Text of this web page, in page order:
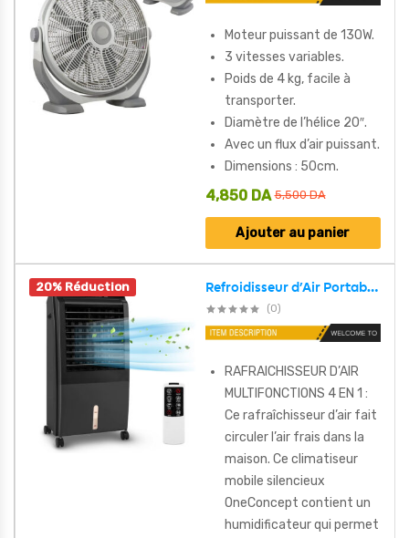
Moteur puissant de 130W.
3 vitesses variables.
Poids de 4 kg, facile à
transporter.
Diamètre de l’hélice 20″.
Avec un flux d’air puissant.
Dimensions : 50cm.
5,500DA
4,850 DA
Ajouter au panier
20% Réduction Refroidisseur d’Air Portable 4 en 1 Réservoir 8L – مبرد متنقل
(0)
RAFRAICHISSEUR D’AIR
MULTIFONCTIONS 4 EN 1 :
Ce rafraîchisseur d’air fait
circuler l’air frais dans la
maison. Ce climatiseur
mobile silencieux
OneConcept contient un
humidificateur qui permet